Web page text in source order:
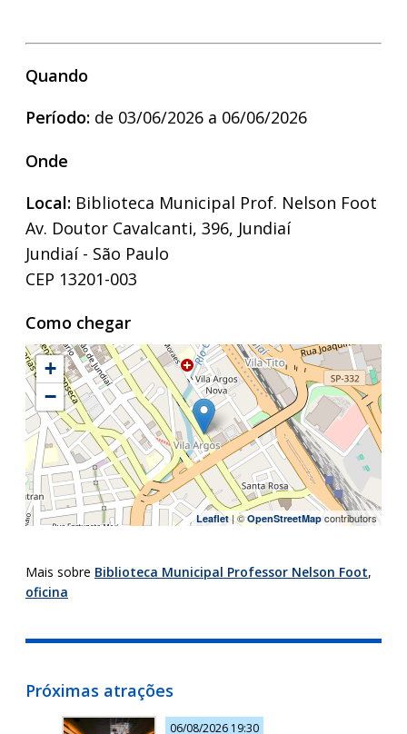
Quando
Período: de 03/06/2026 a 06/06/2026
Onde
Local: Biblioteca Municipal Prof. Nelson Foot
Av. Doutor Cavalcanti, 396, Jundiaí
Jundiaí - São Paulo
CEP 13201-003
Como chegar
+
−
Leaflet| ©OpenStreetMapcontributors
Mais sobre Biblioteca Municipal Professor Nelson Foot,
oficina
Próximas atrações
06/08/2026 19:30